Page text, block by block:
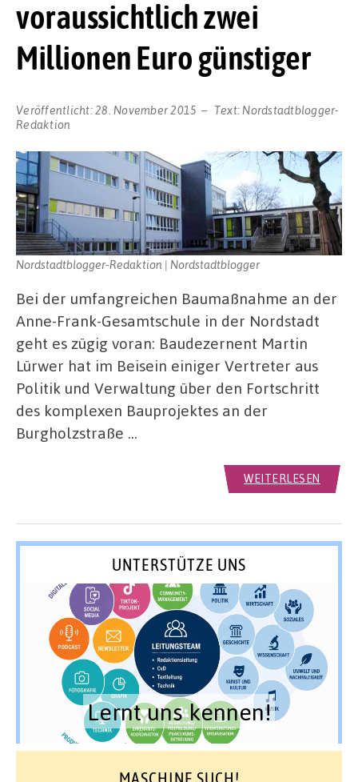
voraussichtlich zwei
Millionen Euro günstiger
Veröffentlicht:28. November 2015 Text: Nordstadtblogger-
Redaktion
Nordstadtblogger-Redaktion | Nordstadtblogger
Bei der umfangreichen Baumaßnahme an der
Anne-Frank-Gesamtschule in der Nordstadt
geht es zügig voran: Baudezernent Martin
Lürwer hat im Beisein einiger Vertreter aus
Politik und Verwaltung über den Fortschritt
des komplexen Bauprojektes an der
Burgholzstraße …
WEITERLESEN
UNTERSTÜTZE UNS
Lernt uns kennen!